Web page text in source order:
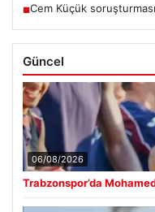
■Cem Küçük
Güncel
06/08/2026
Trabzonspor’da